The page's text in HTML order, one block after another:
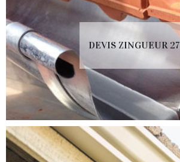
DEVIS ZINGUEUR 27